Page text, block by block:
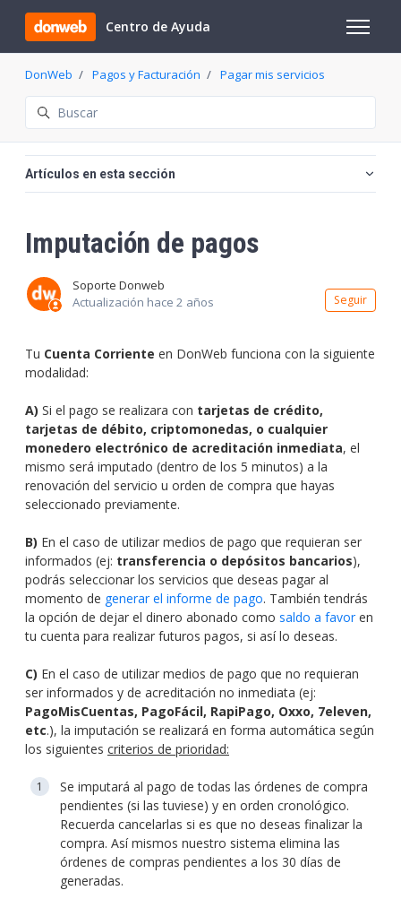
Saltar al contenido principal
Centro de Ayuda
Abrir/
DonWeb Pagos y Facturación Pagar mis servicios
Búsqueda
Imputación de pagos
Soporte Donweb
Actualización hace 2 años Seguir
Tu Cuenta Corriente en DonWeb funciona con la siguiente
modalidad:
A) Si el pago se realizara con tarjetas de crédito,
tarjetas de débito, criptomonedas, o cualquier
monedero electrónico de acreditación inmediata, el
mismo será imputado (dentro de los 5 minutos) a la
renovación del servicio u orden de compra que hayas
seleccionado previamente.
B) En el caso de utilizar medios de pago que requieran ser
informados (ej: transferencia o depósitos bancarios),
podrás seleccionar los servicios que deseas pagar al
momento de generar el informe de pago. También tendrás
la opción de dejar el dinero abonado como saldo a favor en
tu cuenta para realizar futuros pagos, si así lo deseas.
C) En el caso de utilizar medios de pago que no requieran
ser informados y de acreditación no inmediata (ej:
PagoMisCuentas, PagoFácil, RapiPago, Oxxo, 7eleven,
etc.), la imputación se realizará en forma automática según
los siguientes criterios de prioridad:
Se imputará al pago de todas las órdenes de compra
pendientes (si las tuviese) y en orden cronológico.
Recuerda cancelarlas si es que no deseas finalizar la
compra. Así mismos nuestro sistema elimina las
órdenes de compras pendientes a los 30 días de
generadas.
Artículos en esta sección